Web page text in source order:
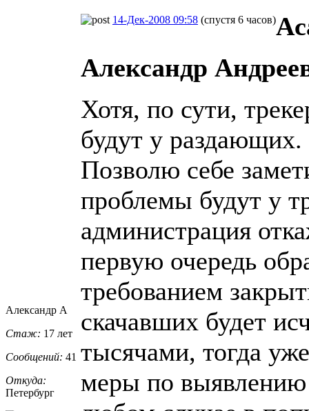
Александр А
Стаж: 17 лет
Сообщений: 41
Откуда:
Петербург
14-Дек-2008 09:58 (спустя 6 часов)
Александр
Хотя, по сути,
будут у раздающих.
Позволю себе
проблемы будут у
администрация
первую очередь
требованием
скачавших будет
тысячами, тогда
меры по выявлению